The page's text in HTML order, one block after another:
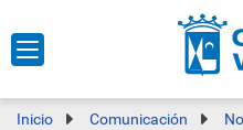
Inicio Comunicación